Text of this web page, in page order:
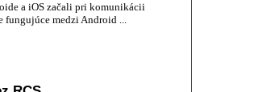
a iOS začali pri komunikácii
fungujúce medzi Android ...